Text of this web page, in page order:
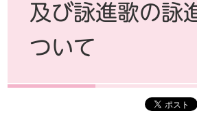
及び詠進歌の詠
ついて